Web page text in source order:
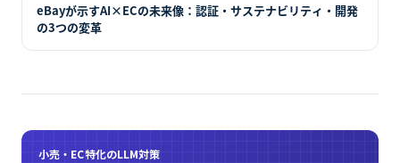
eBayが示すAI×ECの未来像：認証・サステナビリティ・開発
の3つの変革
小売・EC特化のLLM対策